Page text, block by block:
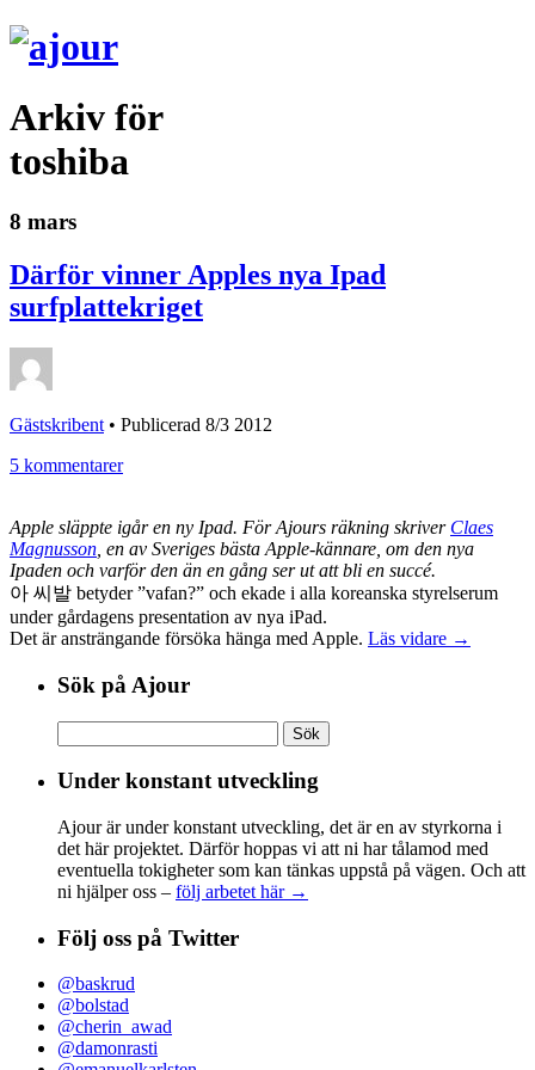
Arkiv för
toshiba
8 mars
Därför vinner Apples nya Ipad
surfplattekriget
Gästskribent • Publicerad 8/3 2012
5 kommentarer
Apple släppte igår en ny Ipad. För Ajours räkning skriver Claes
Magnusson , en av Sveriges bästa Apple-kännare, om den nya
Ipaden och varför den än en gång ser ut att bli en succé.
아 씨발 betyder ”vafan?” och ekade i alla koreanska styrelserum
under gårdagens presentation av nya iPad.
Det är ansträngande försöka hänga med Apple. Läs vidare →
Sök på Ajour
efter:
Under konstant utveckling
Ajour är under konstant utveckling, det är en av styrkorna i
det här projektet. Därför hoppas vi att ni har tålamod med
eventuella tokigheter som kan tänkas uppstå på vägen. Och att
ni hjälper oss – följ arbetet här →
Följ oss på Twitter
@baskrud
@bolstad
@cherin_awad
@damonrasti